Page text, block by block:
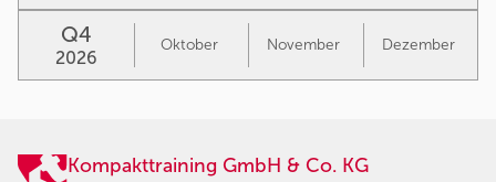
Q4
2026
Oktober November Dezember
Kompakttraining GmbH & Co. KG